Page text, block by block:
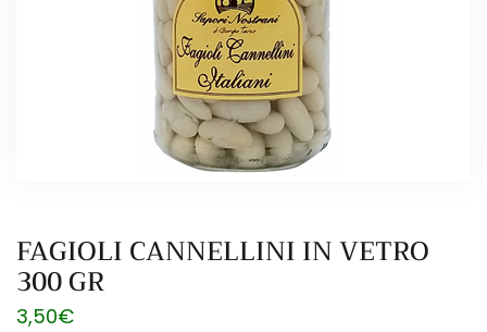
FAGIOLI CANNELLINI IN VETRO
300 GR
3,50€